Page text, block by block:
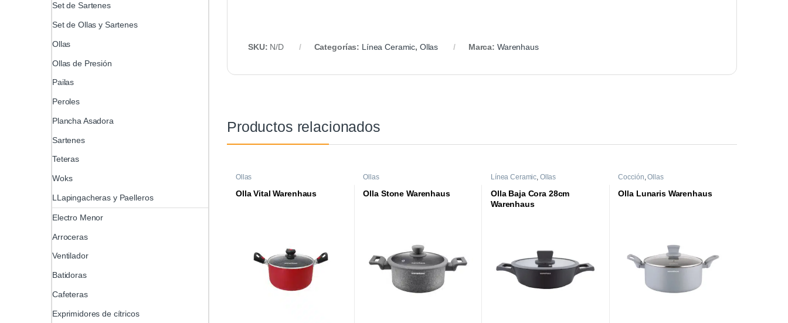
SKU: N/D Categorías: Línea Ceramic, Ollas Marca: Warenhaus
Productos relacionados
Ollas
Olla Vital Warenhaus
Ollas
Olla Stone Warenhaus
Línea Ceramic, Ollas
Olla Baja Cora 28cm
Warenhaus
Cocción,Ollas
Olla Lunaris Warenhaus
Set de Sartenes
Set de Ollas y Sartenes
Ollas
Ollas de Presión
Pailas
Peroles
Plancha Asadora
Sartenes
Teteras
Woks
LLapingacheras y Paelleros
Electro Menor
Arroceras
Ventilador
Batidoras
Cafeteras
Exprimidores de cítricos